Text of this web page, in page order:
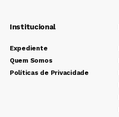
Institucional
Expediente
Quem Somos
Políticas de Privacidade